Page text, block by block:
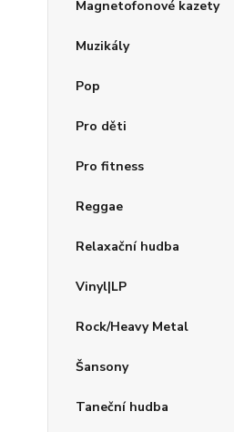
Magnetofonové kazety
Muzikály
Pop
Pro děti
Pro fitness
Reggae
Relaxační hudba
Vinyl|LP
Rock/Heavy Metal
Šansony
Taneční hudba